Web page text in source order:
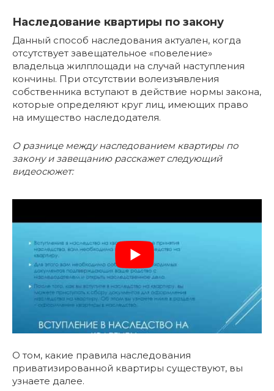
Наследование квартиры по закону
Данный способ наследования актуален, когда
отсутствует завещательное «повеление»
владельца жилплощади на случай наступления
кончины. При отсутствии волеизъявления
собственника вступают в действие нормы закона,
которые определяют круг лиц, имеющих право
на имущество наследодателя.
О разнице между наследованием квартиры по
закону и завещанию расскажет следующий
видеосюжет:
О том, какие правила наследования
приватизированной квартиры существуют, вы
узнаете далее.